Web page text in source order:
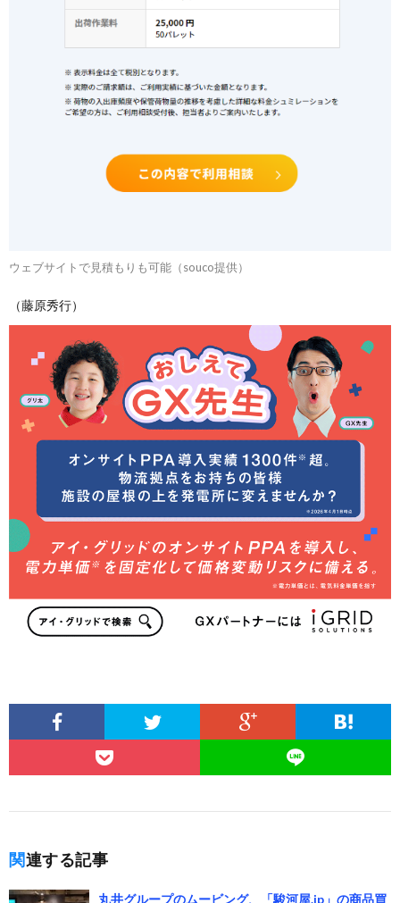
ウェブサイトで見積もりも可能（souco提供）
（藤原秀行）
関連する記事
丸井グループのムービング、「駿河屋.jp」の商品買